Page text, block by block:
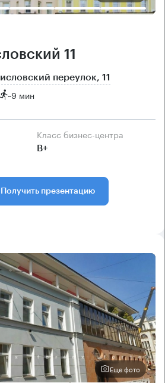
11
переулок, 11
~9 мин
Класс бизнес-центра
B+
Получить презентацию
Еще фото